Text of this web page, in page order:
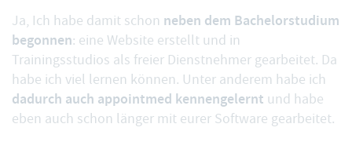
Ja, Ich habe damit schon neben dem Bachelorstudium
begonnen: eine Website erstellt und in
Trainingsstudios als freier Dienstnehmer gearbeitet. Da
habe ich viel lernen können. Unter anderem habe ich
dadurch auch appointmed kennengelernt und habe
eben auch schon länger mit eurer Software gearbeitet.